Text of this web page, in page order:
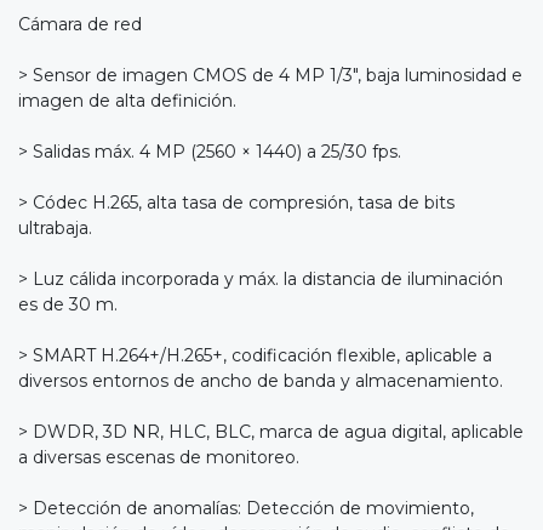
Cámara de red
> Sensor de imagen CMOS de 4 MP 1/3", baja luminosidad e
imagen de alta definición.
> Salidas máx. 4 MP (2560 × 1440) a 25/30 fps.
> Códec H.265, alta tasa de compresión, tasa de bits
ultrabaja.
> Luz cálida incorporada y máx. la distancia de iluminación
es de 30 m.
> SMART H.264+/H.265+, codificación flexible, aplicable a
diversos entornos de ancho de banda y almacenamiento.
> DWDR, 3D NR, HLC, BLC, marca de agua digital, aplicable
a diversas escenas de monitoreo.
> Detección de anomalías: Detección de movimiento,